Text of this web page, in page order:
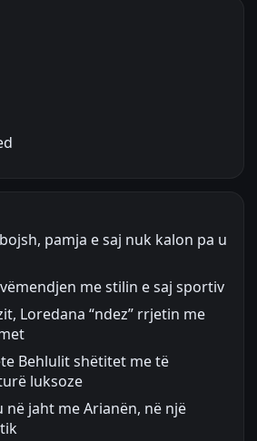
pamja e saj nuk kalon pa u
me stilin e saj sportiv
Loredana “ndez” rrjetin me
Behlulit shëtitet me të
luksoze
në jaht me Arianën, në një